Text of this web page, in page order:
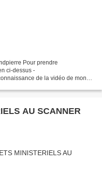
Pour prendre
ci-dessus -
de la vidéo de mon
AU SCANNER